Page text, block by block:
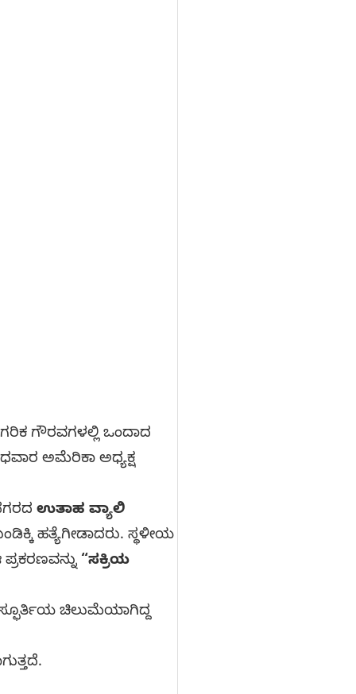
ಗೌರವಗಳಲ್ಲಿ ಒಂದಾದ
ಅಮೆರಿಕಾ ಅಧ್ಯಕ್ಷ
ಉತಾಹ ವ್ಯಾಲಿ
ಹತ್ಯೆಗೀಡಾದರು. ಸ್ಥಳೀಯ
“ಸಕ್ರಿಯ
ಸ್ಫೂರ್ತಿಯ ಚಿಲುಮೆಯಾಗಿದ್ದ